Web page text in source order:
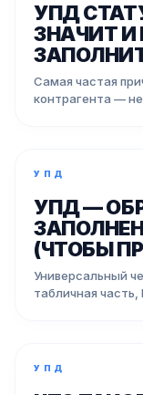
УПД
ЗНАЧИТ И
Самая частая
контрагента —
УПД
УПД —
(ЧТОБЫ
Универсальный
табличная
УПД